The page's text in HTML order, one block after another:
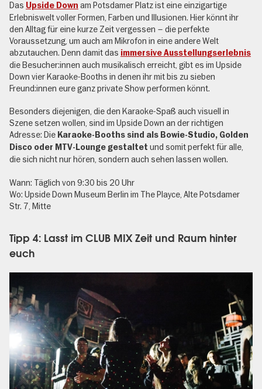
Das Upside Down am Potsdamer Platz ist eine einzigartige
Erlebniswelt voller Formen, Farben und Illusionen. Hier könnt ihr
den Alltag für eine kurze Zeit vergessen – die perfekte
Voraussetzung, um auch am Mikrofon in eine andere Welt
abzutauchen. Denn damit das immersive Ausstellungserlebnis
die Besucher:innen auch musikalisch erreicht, gibt es im Upside
Down vier Karaoke-Booths in denen ihr mit bis zu sieben
Freund:innen eure ganz private Show performen könnt.
Besonders diejenigen, die den Karaoke-Spaß auch visuell in
Szene setzen wollen, sind im Upside Down an der richtigen
Adresse: Die Karaoke-Booths sind als Bowie-Studio, Golden
Disco oder MTV-Lounge gestaltet und somit perfekt für alle,
die sich nicht nur hören, sondern auch sehen lassen wollen.
Wann: Täglich von 9:30 bis 20 Uhr
Wo: Upside Down Museum Berlin im The Playce, Alte Potsdamer
Str. 7, Mitte
Tipp 4: Lasst im CLUB MIX Zeit und Raum hinter
euch